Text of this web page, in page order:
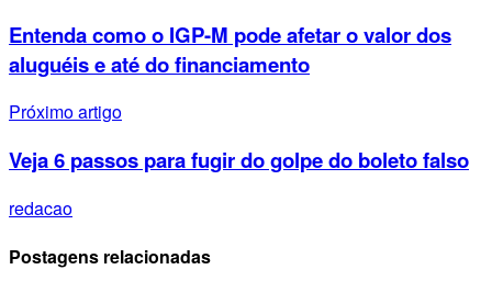
Entenda como o IGP-M pode afetar o valor dos
aluguéis e até do financiamento
Próximo artigo
Veja 6 passos para fugir do golpe do boleto falso
redacao
Postagens relacionadas